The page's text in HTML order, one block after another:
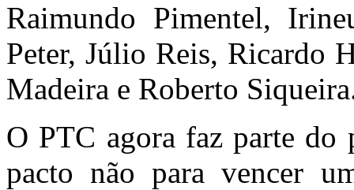
Raimundo Pimentel,
Peter, Júlio Reis, Ricardo
Madeira e Roberto
O PTC agora faz parte
pacto não para vencer